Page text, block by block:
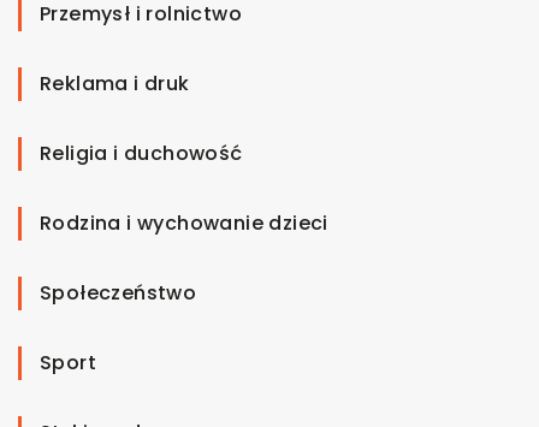
Przemysł i rolnictwo
Reklama i druk
Religia i duchowość
Rodzina i wychowanie dzieci
Społeczeństwo
Sport